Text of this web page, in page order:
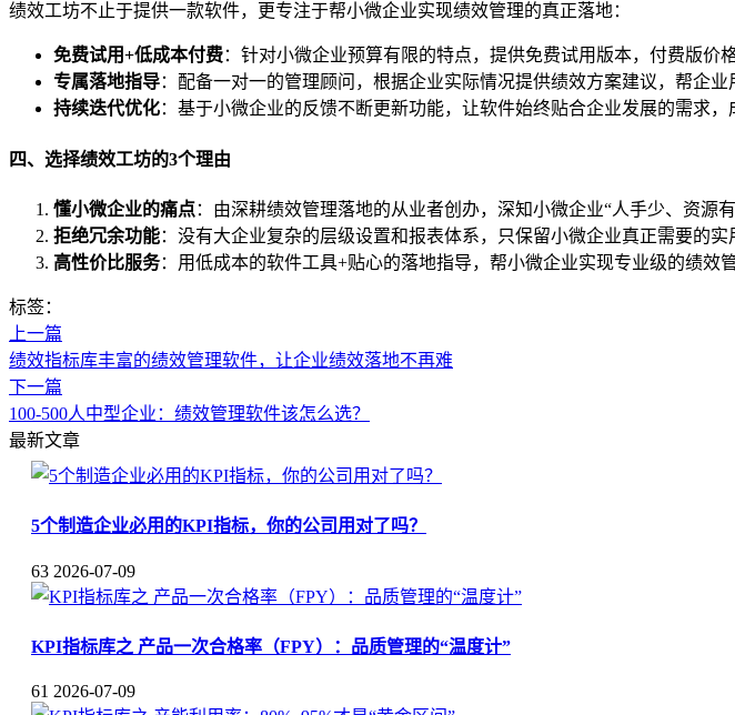
绩效工坊不止于提供一款软件，更专注于帮小微企业实现绩效管理的真正落地：
免费试用+低成本付费：针对小微企业预算有限的特点，提供免费试用版本，付费版价
专属落地指导：配备一对一的管理顾问，根据企业实际情况提供绩效方案建议，帮企业
持续迭代优化：基于小微企业的反馈不断更新功能，让软件始终贴合企业发展的需求，
四、选择绩效工坊的3个理由
懂小微企业的痛点：由深耕绩效管理落地的从业者创办，深知小微企业“人手少、资源
拒绝冗余功能：没有大企业复杂的层级设置和报表体系，只保留小微企业真正需要的实
高性价比服务：用低成本的软件工具+贴心的落地指导，帮小微企业实现专业级的绩效
标签：
上一篇
绩效指标库丰富的绩效管理软件，让企业绩效落地不再难
下一篇
100-500人中型企业：绩效管理软件该怎么选？
最新文章
5个制造企业必用的KPI指标，你的公司用对了吗？
63 2026-07-09
KPI指标库之 产品一次合格率（FPY）：品质管理的“温度计”
61 2026-07-09